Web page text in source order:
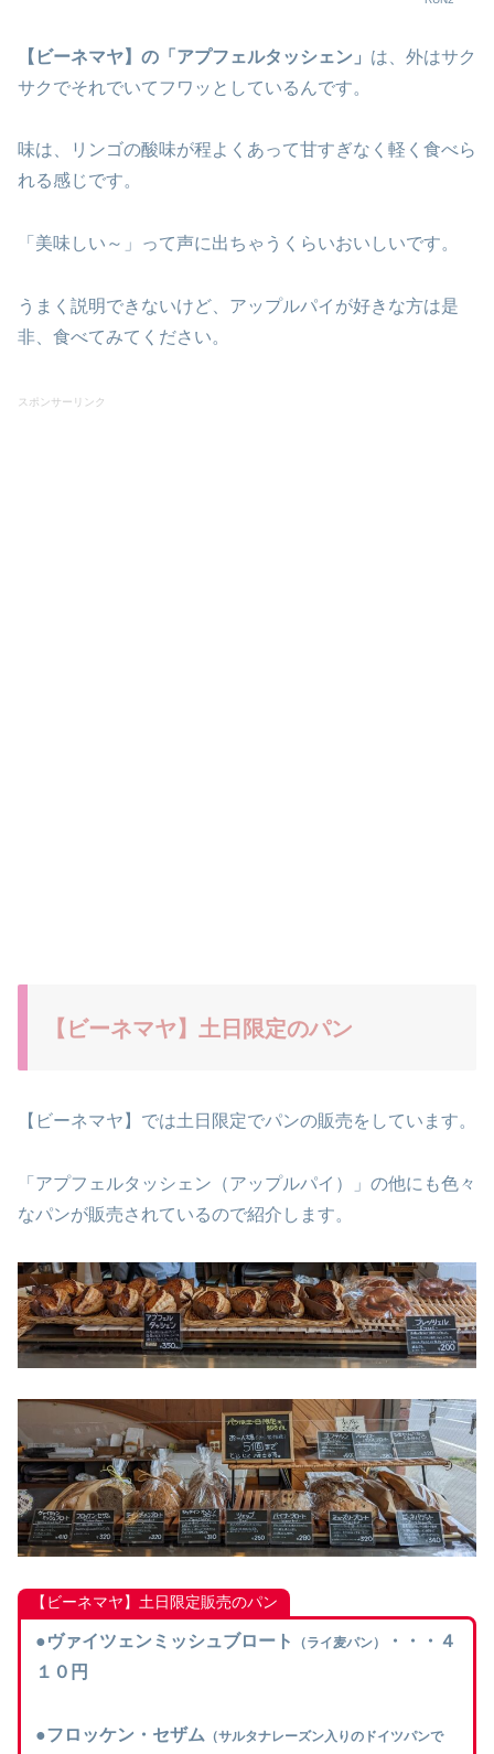
【ビーネマヤ】の「アプフェルタッシェン」 は、外はサク
サクでそれでいてフワッとしているんです。
味は、リンゴの酸味が程よくあって甘すぎなく軽く食べら
れる感じです。
「美味しい～」って声に出ちゃうくらいおいしいです。
うまく説明できないけど、アップルパイが好きな方は是
非、食べてみてください。
スポンサーリンク
【ビーネマヤ】土日限定のパン
【ビーネマヤ】では土日限定でパンの販売をしています。
「アプフェルタッシェン（アップルパイ）」の他にも色々
なパンが販売されているので紹介します。
【ビーネマヤ】土日限定販売のパン
●ヴァイツェンミッシュブロート （ライ麦パン）
・・・４
１０円
●フロッケン・セザム（サルタナレーズン入りのドイツパンで